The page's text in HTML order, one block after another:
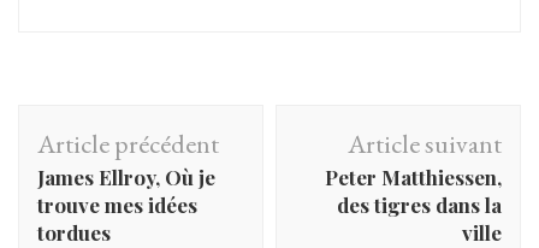
Navigation
d'article
Article précédent
James Ellroy, Où je
trouve mes idées
tordues
Article suivant
Peter Matthiessen,
des tigres dans la
ville